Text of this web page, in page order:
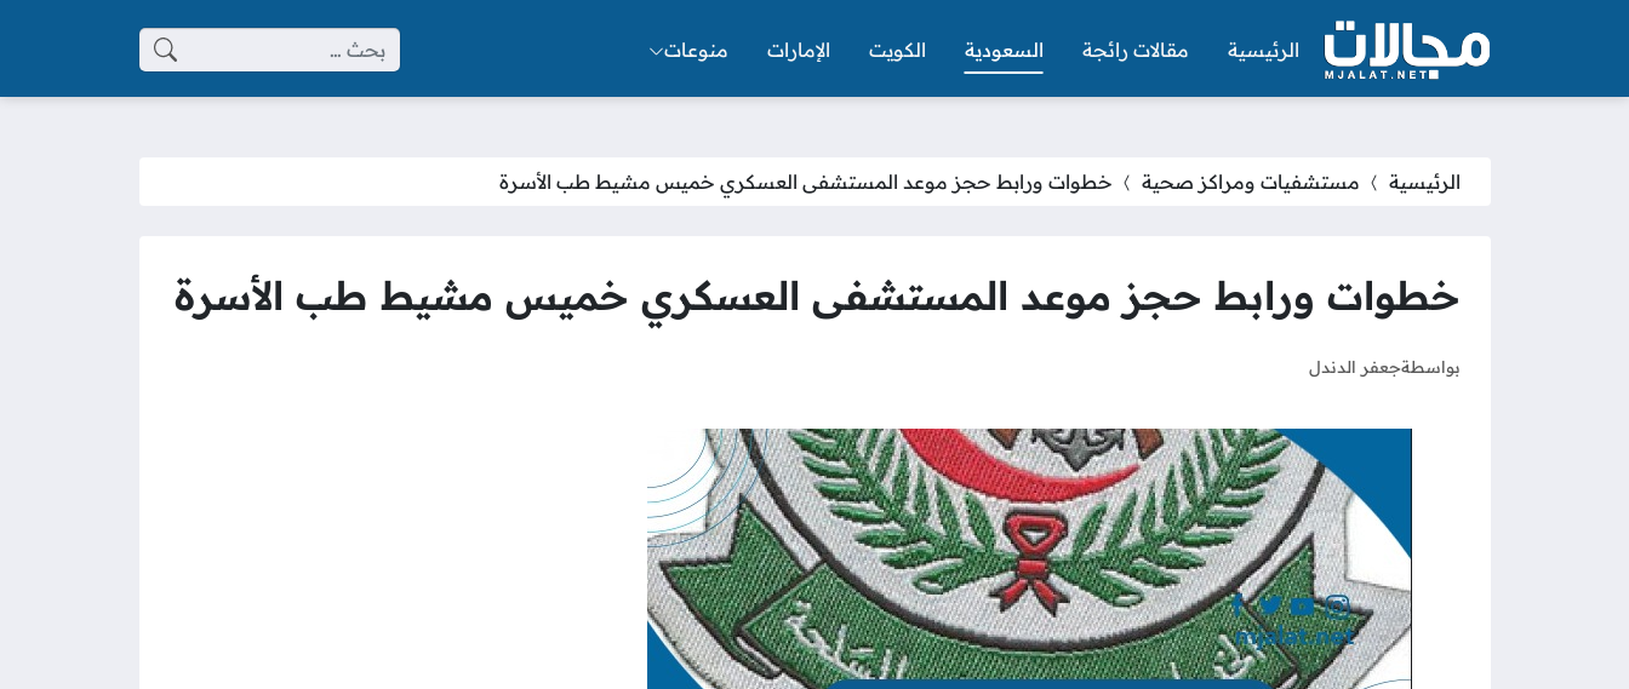
الرئيسية مقالات رائجة السعودية الكويت الإمارات منوعات البحث عن:
الرئيسية مستشفيات ومراكز صحية خطوات ورابط حجز موعد المستشفى العسكري خميس مشيط طب الأسرة
خطوات ورابط حجز موعد المستشفى العسكري خميس مشيط طب الأسرة
بواسطةجعفر الدندل